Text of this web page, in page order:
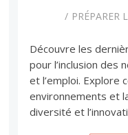
PRÉPARER
Découvre les
pour l’inclusion des
et l’emploi. Explore
environnements et
diversité et